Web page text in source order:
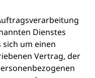
Dienstes
sich um einen
Vertrag, der